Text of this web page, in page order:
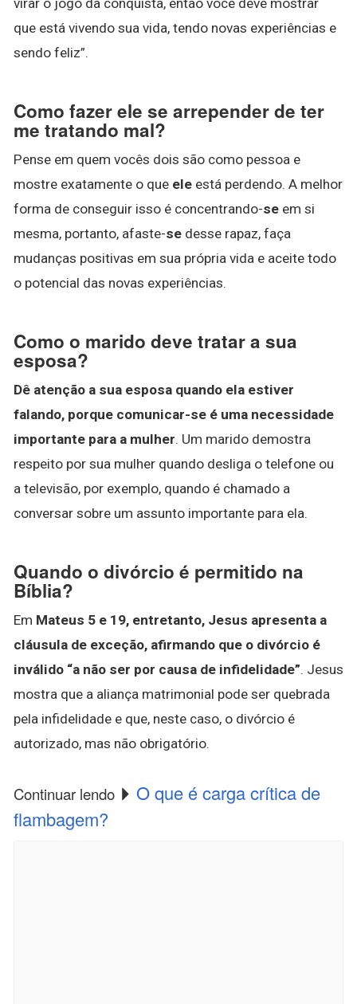
que está vivendo sua vida, tendo novas experiências e
sendo feliz”.
Como fazer ele se arrepender de ter
me tratando mal?
Pense em quem vocês dois são como pessoa e
mostre exatamente o que ele está perdendo. A melhor
forma de conseguir isso é concentrando-se em si
mesma, portanto, afaste-se desse rapaz, faça
mudanças positivas em sua própria vida e aceite todo
o potencial das novas experiências.
Como o marido deve tratar a sua
esposa?
Dê atenção a sua esposa quando ela estiver
falando, porque comunicar-se é uma necessidade
importante para a mulher. Um marido demostra
respeito por sua mulher quando desliga o telefone ou
a televisão, por exemplo, quando é chamado a
conversar sobre um assunto importante para ela.
Quando o divórcio é permitido na
Bíblia?
Em Mateus 5 e 19, entretanto, Jesus apresenta a
cláusula de exceção, afirmando que o divórcio é
inválido “a não ser por causa de infidelidade”. Jesus
mostra que a aliança matrimonial pode ser quebrada
pela infidelidade e que, neste caso, o divórcio é
autorizado, mas não obrigatório.
Continuar lendo
O que é carga crítica de
flambagem?